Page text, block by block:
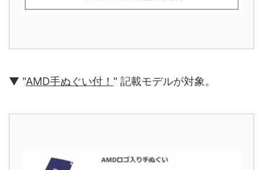
▼ "AMD手ぬぐい付！ " 記載モデルが対象。